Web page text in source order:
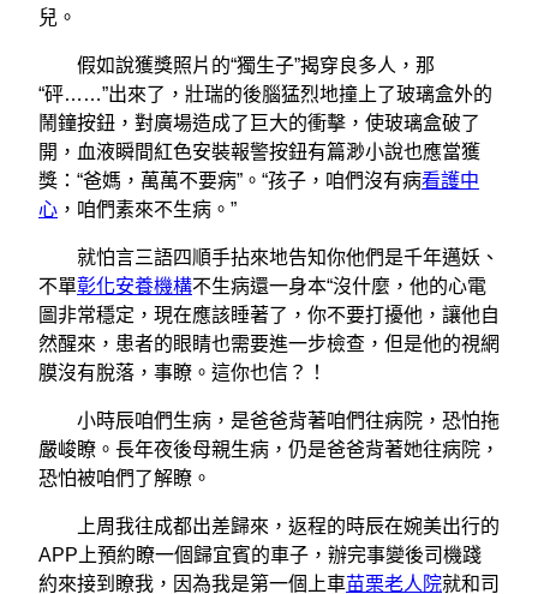
兒。
假如說獲獎照片的“獨生子”揭穿良多人，那
“砰……”出來了，壯瑞的後腦猛烈地撞上了玻璃盒外的
鬧鐘按鈕，對廣場造成了巨大的衝擊，使玻璃盒破了
開，血液瞬間紅色安裝報警按鈕有篇渺小說也應當獲
獎：“爸媽，萬萬不要病”。“孩子，咱們沒有病看護中
心 ，咱們素來不生病。”
就怕言三語四順手拈來地告知你他們是千年邁妖、
不單彰化安養機構不生病還一身本“沒什麼，他的心電
圖非常穩定，現在應該睡著了，你不要打擾他，讓他自
然醒來，患者的眼睛也需要進一步檢查，但是他的視網
膜沒有脫落，事瞭。這你也信？！
小時辰咱們生病，是爸爸背著咱們往病院，恐怕拖
嚴峻瞭。長年夜後母親生病，仍是爸爸背著她往病院，
恐怕被咱們了解瞭。
上周我往成都出差歸來，返程的時辰在婉美出行的
APP上預約瞭一個歸宜賓的車子，辦完事變後司機踐
約來接到瞭我，因為我是第一個上車苗栗老人院就和司